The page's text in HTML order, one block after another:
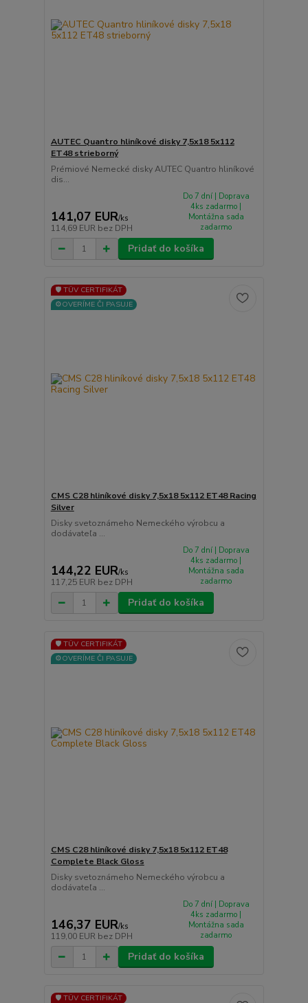
AUTEC Quantro hliníkové disky 7,5x18 5x112
ET48 strieborný
Prémiové Nemecké disky AUTEC Quantro hliníkové
dis...
141,07 EUR/ks
114,69 EUR bez DPH
Do 7 dní | Doprava
4ks zadarmo |
Montážna sada
zadarmo
Pridať do košíka
🛡️ TÜV CERTIFIKÁT
⚙️OVERÍME ČI PASUJE
CMS C28 hliníkové disky 7,5x18 5x112 ET48 Racing
Silver
Disky svetoznámeho Nemeckého výrobcu a
dodávateľa ...
144,22 EUR/ks
117,25 EUR bez DPH
Do 7 dní | Doprava
4ks zadarmo |
Montážna sada
zadarmo
Pridať do košíka
🛡️ TÜV CERTIFIKÁT
⚙️OVERÍME ČI PASUJE
CMS C28 hliníkové disky 7,5x18 5x112 ET48
Complete Black Gloss
Disky svetoznámeho Nemeckého výrobcu a
dodávateľa ...
146,37 EUR/ks
119,00 EUR bez DPH
Do 7 dní | Doprava
4ks zadarmo |
Montážna sada
zadarmo
Pridať do košíka
🛡️ TÜV CERTIFIKÁT